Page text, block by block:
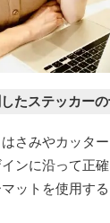
たステッカー
さみやカッタ
ンに沿って正
ットを使用す